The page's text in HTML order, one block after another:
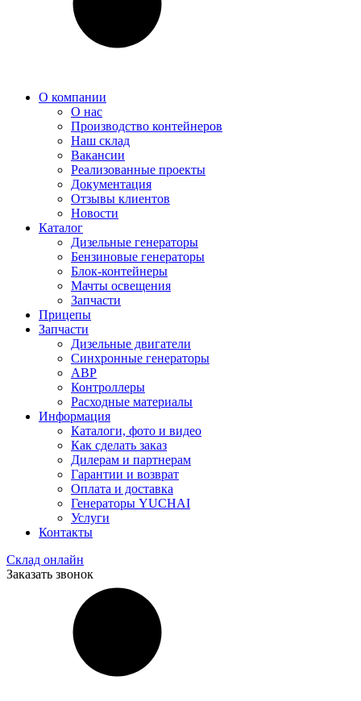
О компании
О нас
Производство контейнеров
Наш склад
Вакансии
Реализованные проекты
Документация
Отзывы клиентов
Новости
Каталог
Дизельные генераторы
Бензиновые генераторы
Блок-контейнеры
Мачты освещения
Запчасти
Прицепы
Запчасти
Дизельные двигатели
Синхронные генераторы
АВР
Контроллеры
Расходные материалы
Информация
Каталоги, фото и видео
Как сделать заказ
Дилерам и партнерам
Гарантии и возврат
Оплата и доставка
Генераторы YUCHAI
Услуги
Контакты
Склад онлайн
Заказать звонок